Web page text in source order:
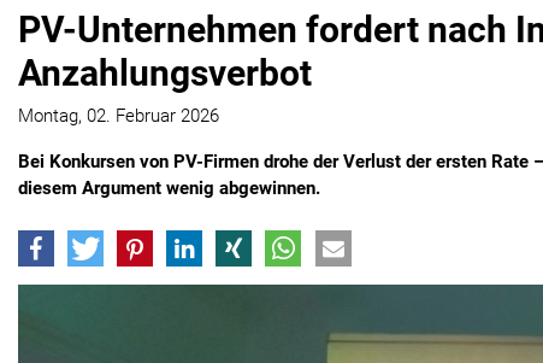
PV-Unternehmen fordert nach
Anzahlungsverbot
Montag, 02. Februar 2026
Bei Konkursen von PV-Firmen drohe der Verlust der ersten Rate
diesem Argument wenig abgewinnen.